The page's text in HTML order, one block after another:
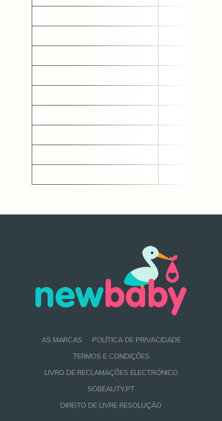
AS MARCAS
POLÍTICA DE PRIVACIDADE
TERMOS E CONDIÇÕES
LIVRO DE RECLAMAÇÕES ELECTRÓNICO
SOBEAUTY.PT
DIREITO DE LIVRE RESOLUÇÃO